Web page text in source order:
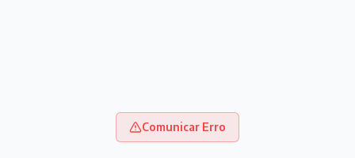
Comunicar Erro